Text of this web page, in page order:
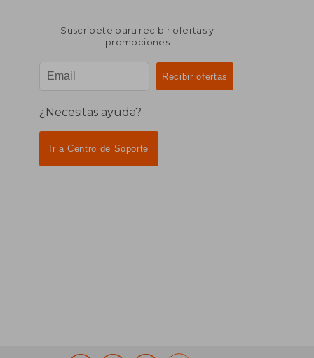
Suscríbete para recibir ofertas y
promociones
¿Necesitas ayuda?
Ir a Centro de Soporte